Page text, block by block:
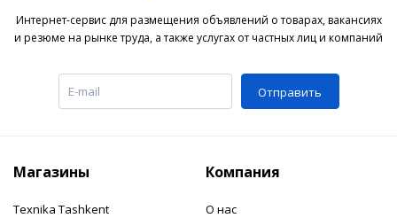
Интернет-сервис для размещения объявлений о товарах, вакансиях
и резюме на рынке труда, а также услугах от частных лиц и компаний
Отправить
Магазины
Texnika Tashkent
Компания
О нас